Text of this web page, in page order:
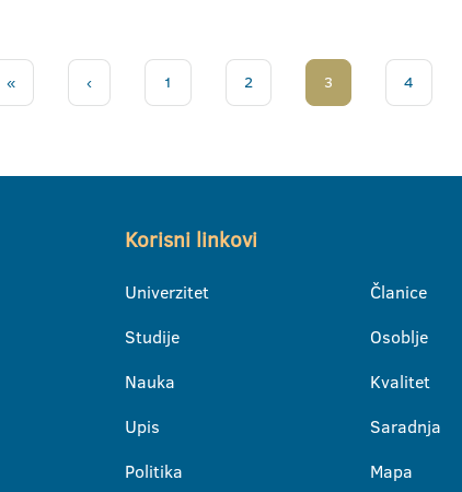
« ‹ 1 2 3 4
Korisni linkovi
Univerzitet
Studije
Nauka
Upis
Politika
Članice
Osoblje
Kvalitet
Saradnja
Mapa